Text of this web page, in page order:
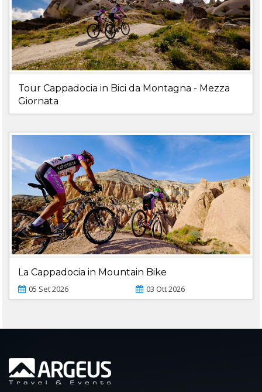
Tour Cappadocia in Bici da Montagna - Mezza
Giornata
La Cappadocia in Mountain Bike
05 Set 2026 03 Ott 2026